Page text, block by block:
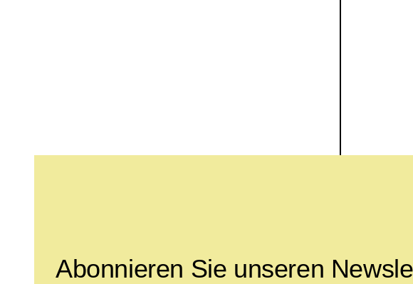
Abonnieren Sie unseren